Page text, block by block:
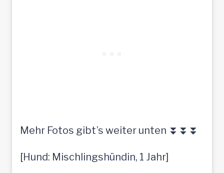
Mehr Fotos gibt’s weiter unten ⏬⏬⏬
[Hund: Mischlingshündin, 1 Jahr]